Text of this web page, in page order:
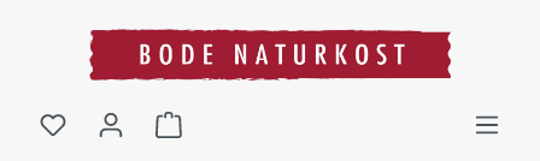
springen
Warenkorb enthält 0 Positionen. Der